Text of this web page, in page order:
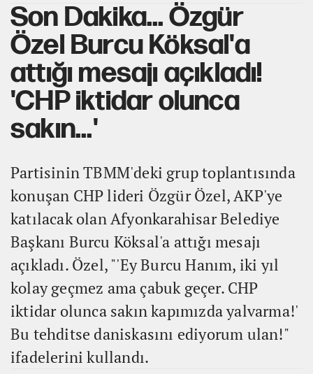
Son Dakika... Özgür
Özel Burcu Köksal'a
attığı mesajı açıkladı!
'CHP iktidar olunca
sakın...'
Partisinin TBMM'deki grup toplantısında
konuşan CHP lideri Özgür Özel, AKP'ye
katılacak olan Afyonkarahisar Belediye
Başkanı Burcu Köksal'a attığı mesajı
açıkladı. Özel, "'Ey Burcu Hanım, iki yıl
kolay geçmez ama çabuk geçer. CHP
iktidar olunca sakın kapımızda yalvarma!'
Bu tehditse daniskasını ediyorum ulan!"
ifadelerini kullandı.